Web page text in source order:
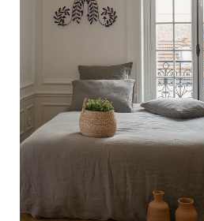
In winkelwagen